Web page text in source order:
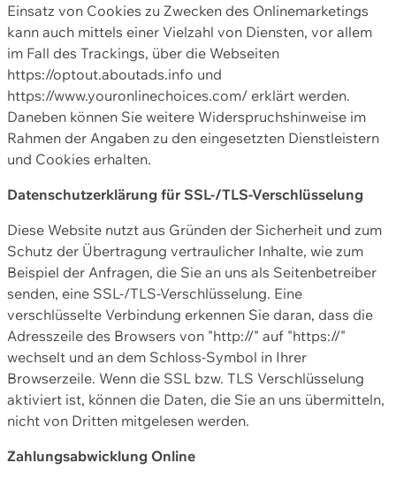
Einsatz von Cookies zu Zwecken des Onlinemarketings
kann auch mittels einer Vielzahl von Diensten, vor allem
im Fall des Trackings, über die Webseiten
https://optout.aboutads.info und
https://www.youronlinechoices.com/ erklärt werden.
Daneben können Sie weitere Widerspruchshinweise im
Rahmen der Angaben zu den eingesetzten Dienstleistern
und Cookies erhalten.
Datenschutzerklärung für SSL-/TLS-Verschlüsselung
Diese Website nutzt aus Gründen der Sicherheit und zum
Schutz der Übertragung vertraulicher Inhalte, wie zum
Beispiel der Anfragen, die Sie an uns als Seitenbetreiber
senden, eine SSL-/TLS-Verschlüsselung. Eine
verschlüsselte Verbindung erkennen Sie daran, dass die
Adresszeile des Browsers von "http://" auf "https://"
wechselt und an dem Schloss-Symbol in Ihrer
Browserzeile. Wenn die SSL bzw. TLS Verschlüsselung
aktiviert ist, können die Daten, die Sie an uns übermitteln,
nicht von Dritten mitgelesen werden.
Zahlungsabwicklung Online